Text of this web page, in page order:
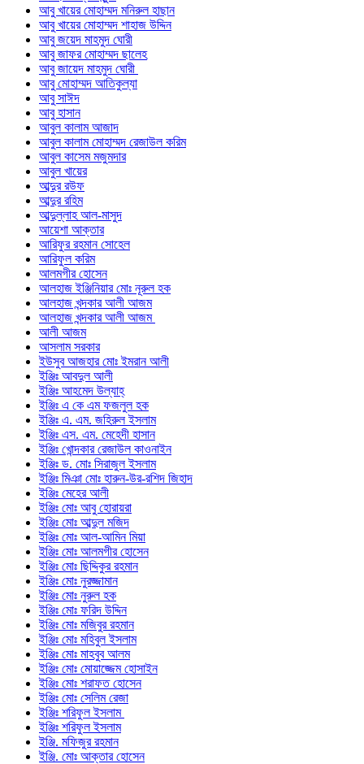
আবু খায়ের মোহাম্মদ মনিরুল হাছান
আবু খায়ের মোহাম্মদ শাহাজ উদ্দিন
আবু জয়েদ মাহমুদ ঘোরী
আবু জাফর মোহাম্মদ ছালেহ
আবু জায়েদ মাহমুদ ঘোরী
আবু মোহাম্মদ আতিকুল্যা
আবু সাঈদ
আবু হাসান
আবুল কালাম আজাদ
আবুল কালাম মোহাম্মদ রেজাউল করিম
আবুল কাসেম মজুমদার
আবুল খায়ের
আব্দুর রউফ
আব্দুর রহিম
আব্দুল্লাহ আল-মাসুদ
আয়েশা আক্তার
আরিফুর রহমান সোহেল
আরিফুল করিম
আলমগীর হোসেন
আলহাজ ইঞ্জিনিয়ার মোঃ নূরুল হক
আলহাজ খন্দকার আলী আজম
আলহাজ খন্দকার আলী আজম
আলী আজম
আসলাম সরকার
ইউসুব আজহার মোঃ ইমরান আলী
ইঞ্জিঃ আবদুল আলী
ইঞ্জিঃ আহমেদ উল্যাহ্
ইঞ্জিঃ এ কে এম ফজলুল হক
ইঞ্জিঃ এ. এম. জহিরুল ইসলাম
ইঞ্জিঃ এস. এম. মেহেদী হাসান
ইঞ্জিঃ খোন্দকার রেজাউল কাওনাইন
ইঞ্জিঃ ড. মোঃ সিরাজুল ইসলাম
ইঞ্জিঃ মিঞা মোঃ হারুন-উর-রশিদ জিহাদ
ইঞ্জিঃ মেহের আলী
ইঞ্জিঃ মোঃ আবু হোরায়রা
ইঞ্জিঃ মোঃ আব্দুল মজিদ
ইঞ্জিঃ মোঃ আল-আমিন মিয়া
ইঞ্জিঃ মোঃ আলমগীর হোসেন
ইঞ্জিঃ মোঃ ছিদ্দিকুর রহমান
ইঞ্জিঃ মোঃ নুরজ্জামান
ইঞ্জিঃ মোঃ নুরুল হক
ইঞ্জিঃ মোঃ ফরিদ উদ্দিন
ইঞ্জিঃ মোঃ মজিবুর রহমান
ইঞ্জিঃ মোঃ মহিবুল ইসলাম
ইঞ্জিঃ মোঃ মাহবুব আলম
ইঞ্জিঃ মোঃ মোয়াজ্জেম হোসাইন
ইঞ্জিঃ মোঃ শরাফত হোসেন
ইঞ্জিঃ মোঃ সেলিম রেজা
ইঞ্জিঃ শরিফুল ইসলাম
ইঞ্জিঃ শরিফুল ইসলাম
ইঞ্জি. মফিজুর রহমান
ইঞ্জি. মোঃ আক্তার হোসেন